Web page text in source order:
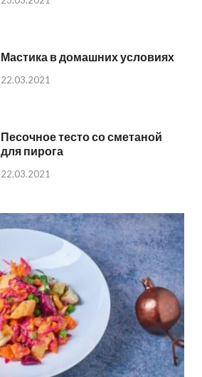
Мастика в домашних условиях
22.03.2021
Песочное тесто со сметаной
для пирога
22.03.2021